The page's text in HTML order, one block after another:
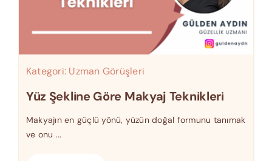
Kategori: Uzman Görüşleri
Yüz Şekline Göre Makyaj Teknikleri
Makyajın en güçlü yönü, yüzün doğal formunu tanımak
ve onu ...